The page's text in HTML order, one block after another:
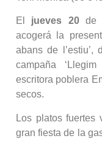
El jueves 20de
acogerá la
abans de l’estiu’,
campaña
escritora poblera
secos.
Los platos fuertes
gran fiesta de la